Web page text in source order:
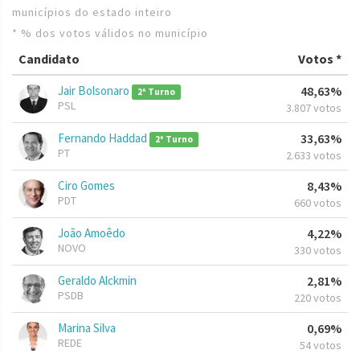
municípios do estado inteiro
* % dos votos válidos no município
Candidato Votos *
Jair Bolsonaro 2º Turno
PSL
48,63%
3.807 votos
Fernando Haddad 2º Turno
PT
33,63%
2.633 votos
Ciro Gomes
PDT
8,43%
660 votos
João Amoêdo
NOVO
4,22%
330 votos
Geraldo Alckmin
PSDB
2,81%
220 votos
Marina Silva
REDE
0,69%
54 votos